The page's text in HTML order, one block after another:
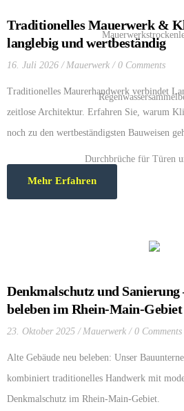
Traditionelles Mauerwerk &
langlebig und wertbeständig
16. Juli 2026 Mauerwerk 0 Comments
Traditionelles Maurerhandwerk verbindet
zeitlose Architektur. Erfahren Sie, warum
noch zu den wertbeständigsten Bauweisen
im Rhein-Main-Gebiet auf echtes Handwerk
Mehr Erfahren
Denkmalschutz und Sanierung
beleben im Rhein-Main-Gebiet
23. Oktober 2025 Mauerwerk 0 Comments
Alte Gebäude neu beleben: Unser
kombiniert traditionelles Handwerk mit
Denkmalschutz im Rhein-Main-Gebiet.